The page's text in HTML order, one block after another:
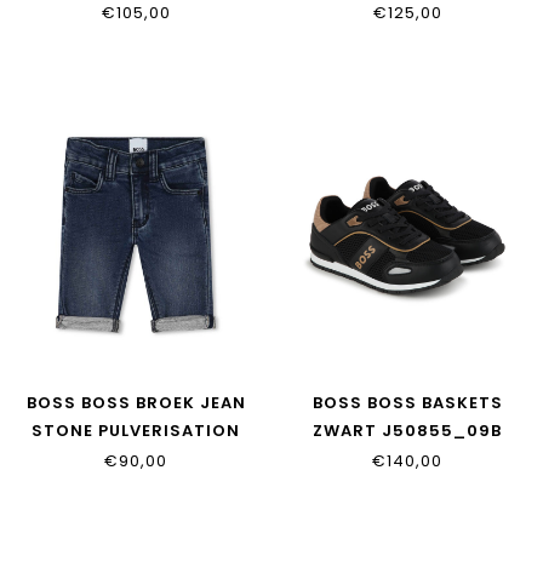
€105,00
€125,00
BOSS BOSS BROEK JEAN
STONE PULVERISATION
J50585_Z07
€90,00
BOSS BOSS BASKETS
ZWART J50855_09B
€140,00